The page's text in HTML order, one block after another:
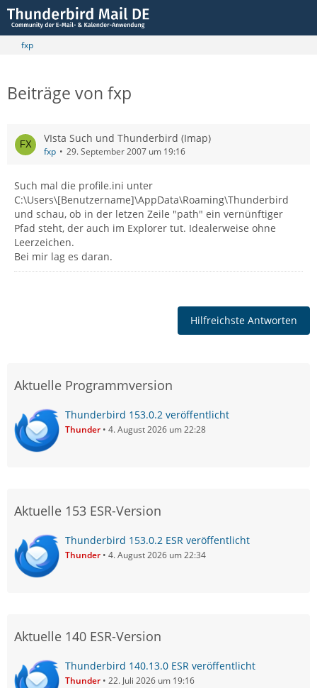
fxp
Beiträge von fxp
VIsta Such und Thunderbird (Imap)
fxp 29. September 2007 um 19:16
Such mal die profile.ini unter
C:\Users\[Benutzername]\AppData\Roaming\Thunderbird
und schau, ob in der letzen Zeile "path" ein vernünftiger
Pfad steht, der auch im Explorer tut. Idealerweise ohne
Leerzeichen.
Bei mir lag es daran.
Hilfreichste Antworten
Aktuelle Programmversion
Thunderbird 153.0.2 veröffentlicht
Thunder 4. August 2026 um 22:28
Aktuelle 153 ESR-Version
Thunderbird 153.0.2 ESR veröffentlicht
Thunder 4. August 2026 um 22:34
Aktuelle 140 ESR-Version
Thunderbird 140.13.0 ESR veröffentlicht
Thunder 22. Juli 2026 um 19:16